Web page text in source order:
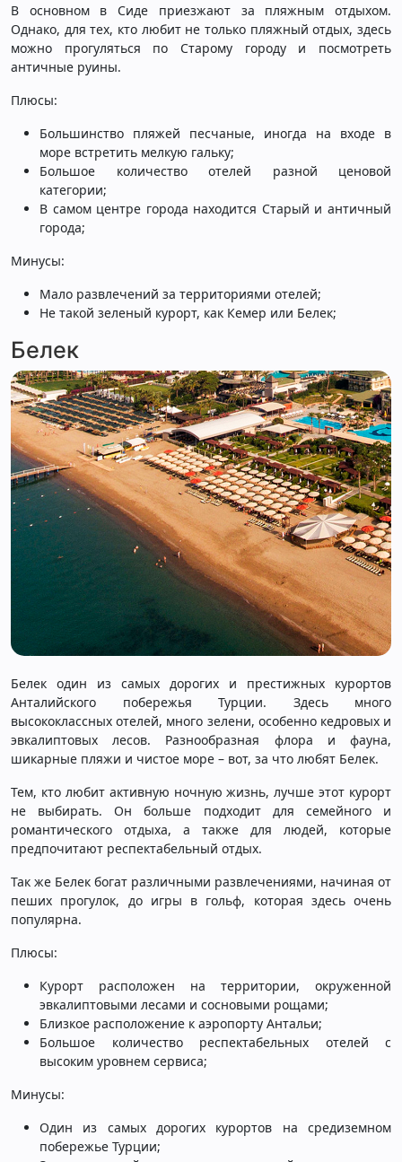
В основном в Сиде приезжают за пляжным отдыхом.
Однако, для тех, кто любит не только пляжный отдых, здесь
можно прогуляться по Старому городу и посмотреть
античные руины.
Плюсы:
Большинство пляжей песчаные, иногда на входе в
море встретить мелкую гальку;
Большое количество отелей разной ценовой
категории;
В самом центре города находится Старый и античный
города;
Минусы:
Мало развлечений за территориями отелей;
Не такой зеленый курорт, как Кемер или Белек;
Белек
Белек один из самых дорогих и престижных курортов
Анталийского побережья Турции. Здесь много
высококлассных отелей, много зелени, особенно кедровых и
эвкалиптовых лесов. Разнообразная флора и фауна,
шикарные пляжи и чистое море – вот, за что любят Белек.
Тем, кто любит активную ночную жизнь, лучше этот курорт
не выбирать. Он больше подходит для семейного и
романтического отдыха, а также для людей, которые
предпочитают респектабельный отдых.
Так же Белек богат различными развлечениями, начиная от
пеших прогулок, до игры в гольф, которая здесь очень
популярна.
Плюсы:
Курорт расположен на территории, окруженной
эвкалиптовыми лесами и сосновыми рощами;
Близкое расположение к аэропорту Антальи;
Большое количество респектабельных отелей с
высоким уровнем сервиса;
Минусы:
Один из самых дорогих курортов на средиземном
побережье Турции;